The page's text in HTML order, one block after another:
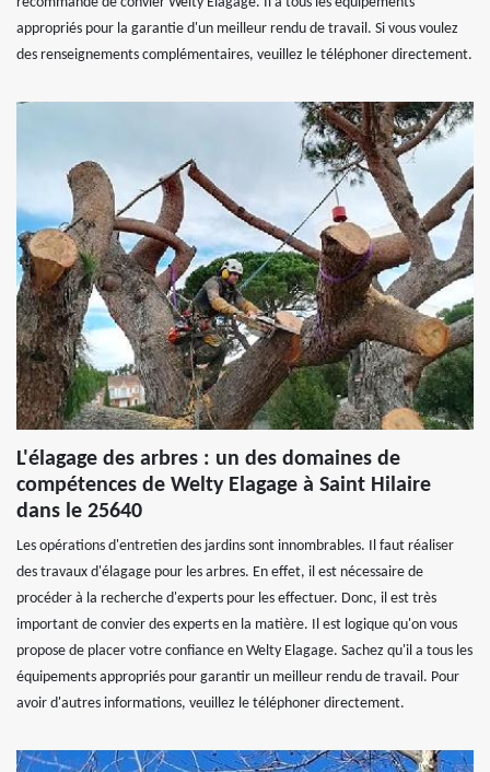
appropriés pour la garantie d'un meilleur rendu de travail. Si vous voulez
des renseignements complémentaires, veuillez le téléphoner directement.
L'élagage des arbres : un des domaines de
compétences de Welty Elagage à Saint Hilaire
dans le 25640
Les opérations d'entretien des jardins sont innombrables. Il faut réaliser
des travaux d'élagage pour les arbres. En effet, il est nécessaire de
procéder à la recherche d'experts pour les effectuer. Donc, il est très
important de convier des experts en la matière. Il est logique qu'on vous
propose de placer votre confiance en Welty Elagage. Sachez qu'il a tous les
équipements appropriés pour garantir un meilleur rendu de travail. Pour
avoir d'autres informations, veuillez le téléphoner directement.